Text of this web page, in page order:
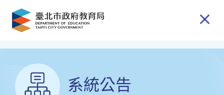
跳到主要內容
系統公告